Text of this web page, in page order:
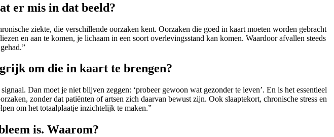
er mis in dat beeld?
ziekte, die verschillende oorzaken kent. Oorzaken die goed in kaart moeten worden gebracht
en aan te komen, je lichaam in een soort overlevingsstand kan komen. Waardoor afvallen steeds
om die in kaart te brengen?
Dan moet je niet blijven zeggen: ‘probeer gewoon wat gezonder te leven’. En is het essentieel
zonder dat patiënten of artsen zich daarvan bewust zijn. Ook slaaptekort, chronische stress en
om het totaalplaatje inzichtelijk te maken.”
is. Waarom?